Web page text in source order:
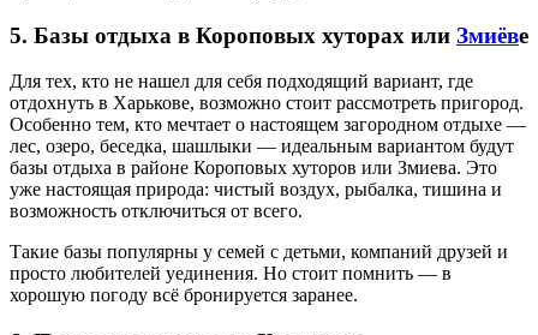
5. Базы отдыха в Короповых хуторах или Змиёве
Для тех, кто не нашел для себя подходящий вариант, где
отдохнуть в Харькове, возможно стоит рассмотреть пригород.
Особенно тем, кто мечтает о настоящем загородном отдыхе —
лес, озеро, беседка, шашлыки — идеальным вариантом будут
базы отдыха в районе Короповых хуторов или Змиева. Это
уже настоящая природа: чистый воздух, рыбалка, тишина и
возможность отключиться от всего.
Такие базы популярны у семей с детьми, компаний друзей и
просто любителей уединения. Но стоит помнить — в
хорошую погоду всё бронируется заранее.